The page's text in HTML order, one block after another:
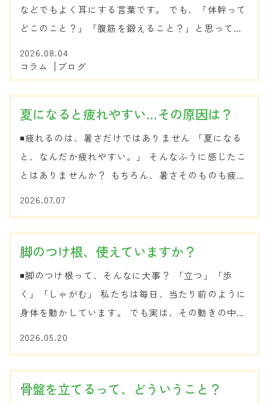
などでもよく耳にする言葉です。 でも、「体幹って
どこのこと？」「腹筋を鍛えること？」と思ってい
このこと？ 体幹とは、頭・腕・脚を除いた、胴体の
部分のことです。 その中...
2026.08.04
コラム
ブログ
夏になると疲れやすい…その原因は？
◾️疲れるのは、暑さだけではありません 「夏になる
と、なんだか疲れやすい。」 そんなふうに感じたこ
とはありませんか？ もちろん、暑さそのものも疲れ
しています。 例えば、体温調節...
2026.07.07
脚のつけ根、使えていますか？
◾️脚のつけ根って、そんなに大事？ 「立つ」「歩
く」「しゃがむ」 私たちは毎日、当たり前のように
身体を動かしています。 でも実は、その動きの中で
んが、ここは...
2026.05.20
骨盤を立てるって、どういうこと？